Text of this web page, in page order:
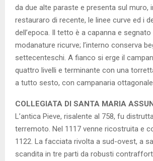
da due alte paraste e presenta sul muro,
restauraro di recente, le linee curve ed i
dell’epoca. Il tetto è a capanna e
modanature ricurve; l’interno conserva
settecenteschi. A fianco si erge il
quattro livelli e terminante con una
a tutto sesto, con campanaria
COLLEGIATA DI SANTA MARIA
L’antica Pieve, risalente al 758, fu
terremoto. Nel 1117 venne ricostruita e
1122. La facciata rivolta a sud-ovest, a
scandita in tre parti da robusti